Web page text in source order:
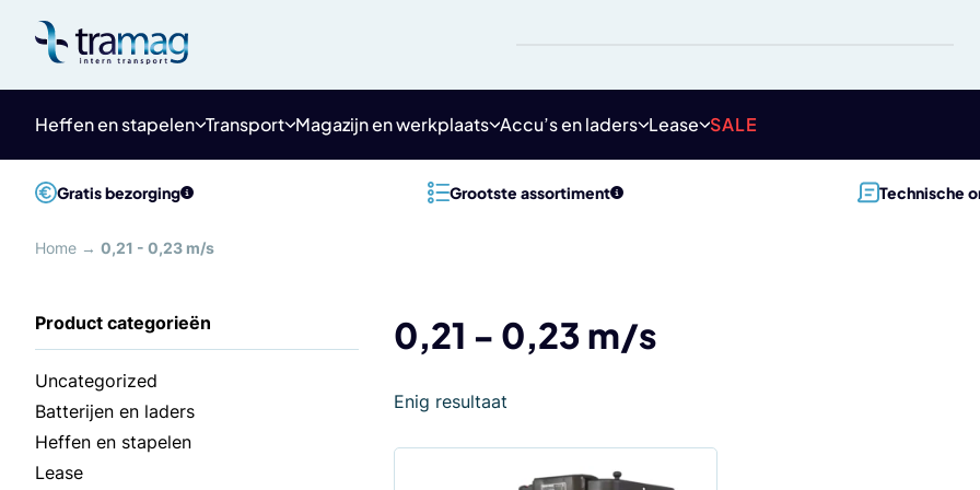
content
Heffen en stapelen Transport Magazijn en werkplaats Accu’s en laders Lease SALE
Gratis bezorging Grootste assortiment Technische
Home → 0,21 - 0,23 m/s
0,21 - 0,23 m/s
Uncategorized
Batterijen en laders
Heffen en stapelen
Lease
Enig resultaat